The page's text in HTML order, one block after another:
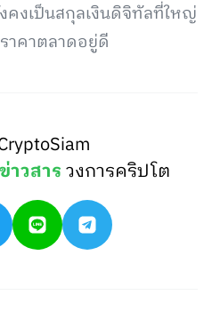
คงเป็นสกุลเงินดิจิทัลที่ใหญ่
าคาตลาดอยู่ดี
าวสารวงการคริปโต